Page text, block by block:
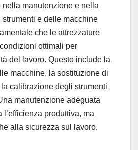
nella manutenzione e nella
strumenti e delle macchine
che le attrezzature
ottimali per
del lavoro. Questo include la
macchine, la sostituzione di
calibrazione degli strumenti
manutenzione adeguata
l’efficienza produttiva, ma
alla sicurezza sul lavoro.